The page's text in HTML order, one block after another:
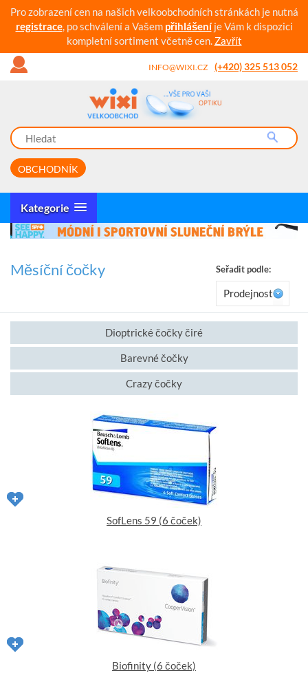
Pro zobrazení cen na našich velkoobchodních stránkách je nutná
registrace, po schválení a Vašem přihlášeníje Vám k dispozici
kompletní sortiment včetně cen. Zavřít
INFO@WIXI.CZ (+420) 325 513 052
OBCHODNÍK
Kategorie
Měsíční čočky Seřadit podle:
Prodejnost
Dioptrické čočky čiré
Barevné čočky
Crazy čočky
SofLens 59 (6 čoček)
Biofinity (6 čoček)